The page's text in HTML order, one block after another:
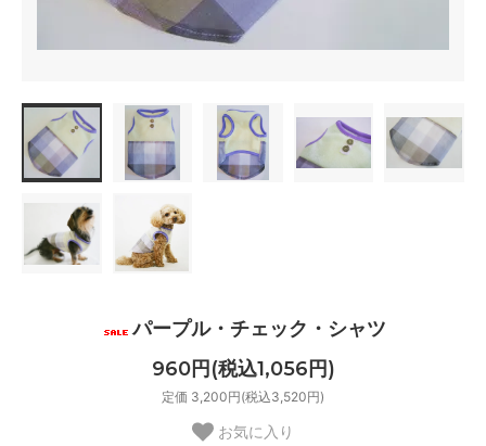
パープル・チェック・シャツ
960円(税込1,056円)
定価 3,200円(税込3,520円)
お気に入り